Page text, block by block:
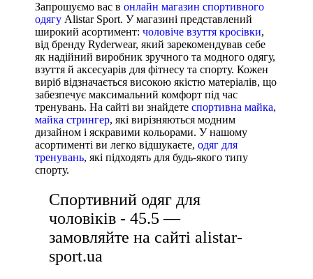
Запрошуємо вас в онлайн магазин спортивного
одягу Alistar Sport. У магазині представлений
широкий асортимент: чоловіче взуття кросівки,
від бренду Ryderwear, який зарекомендував себе
як надійний виробник зручного та модного одягу,
взуття й аксесуарів для фітнесу та спорту. Кожен
виріб відзначається високою якістю матеріалів, що
забезпечує максимальний комфорт під час
тренувань. На сайті ви знайдете спортивна майка,
майка стрингер, які вирізняються модним
дизайном і яскравими кольорами. У нашому
асортименті ви легко відшукаєте, одяг для
тренувань, які підходять для будь-якого типу
спорту.
Спортивний одяг для
чоловіків - 45.5 —
замовляйте на сайті alistar-
sport.ua